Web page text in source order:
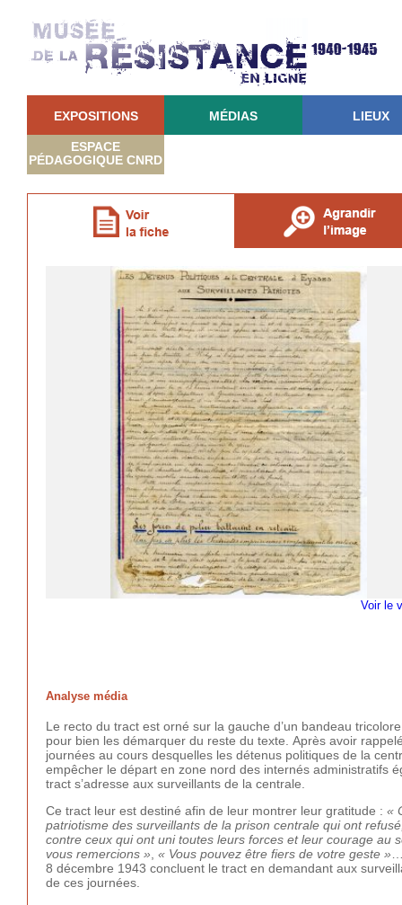
EXPOSITIONS MÉDIAS LIEUX
ESPACE
PÉDAGOGIQUE CNRD
Voir le
Analyse média
Le recto du tract est orné sur la gauche d’un bandeau
pour bien les démarquer du reste du texte. Après avoir
journées au cours desquelles les détenus politiques de la
empêcher le départ en zone nord des internés administratifs
tract s’adresse aux surveillants de la centrale.
Ce tract leur est destiné afin de leur montrer leur gratitude : «
patriotisme des surveillants de la prison centrale qui ont
contre ceux qui ont uni toutes leurs forces et leur courage au
vous remercions » « Vous pouvez être fiers de votre geste »
8 décembre 1943 concluent le tract en demandant aux
de ces journées.